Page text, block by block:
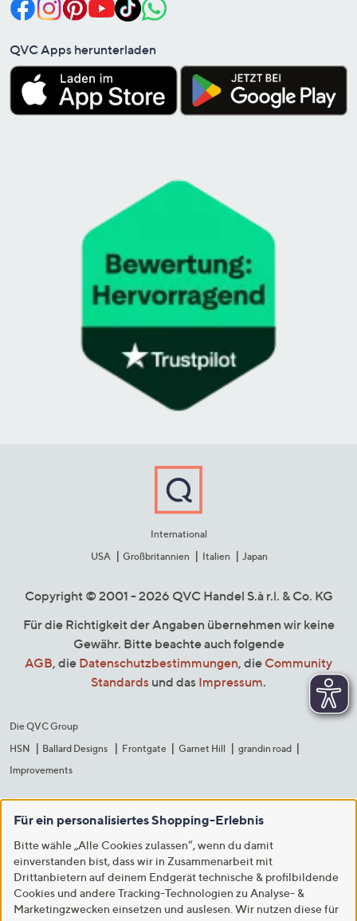
QVC Apps herunterladen
International
USA
Großbritannien Italien Japan
Copyright © 2001 - 2026 QVC Handel S.à r.l. & Co. KG
Für die Richtigkeit der Angaben übernehmen wir keine
Gewähr. Bitte beachte auch folgende
AGB, die Datenschutzbestimmungen, die Community
Standards und das Impressum.
Die QVC Group
HSN
Ballard Designs Frontgate Garnet Hill
grandin road
Improvements
Für ein personalisiertes Shopping-Erlebnis
Bitte wähle „Alle Cookies zulassen“, wenn du damit
einverstanden bist, dass wir in Zusammenarbeit mit
Drittanbietern auf deinem Endgerät technische & profilbildende
Cookies und andere Tracking-Technologien zu Analyse- &
Marketingzwecken einsetzen und auslesen. Wir nutzen diese für